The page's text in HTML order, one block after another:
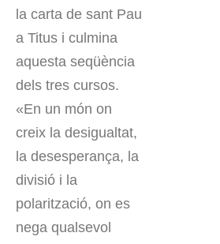
la carta de sant Pau
a Titus i culmina
aquesta seqüència
dels tres cursos.
«En un món on
creix la desigualtat,
la desesperança, la
divisió i la
polarització, on es
nega qualsevol